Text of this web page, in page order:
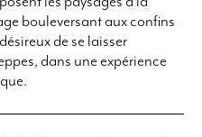
bouleversant aux confins
de se laisser
dans une expérience